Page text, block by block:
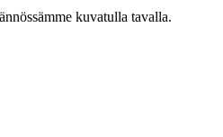
kuvatulla tavalla.